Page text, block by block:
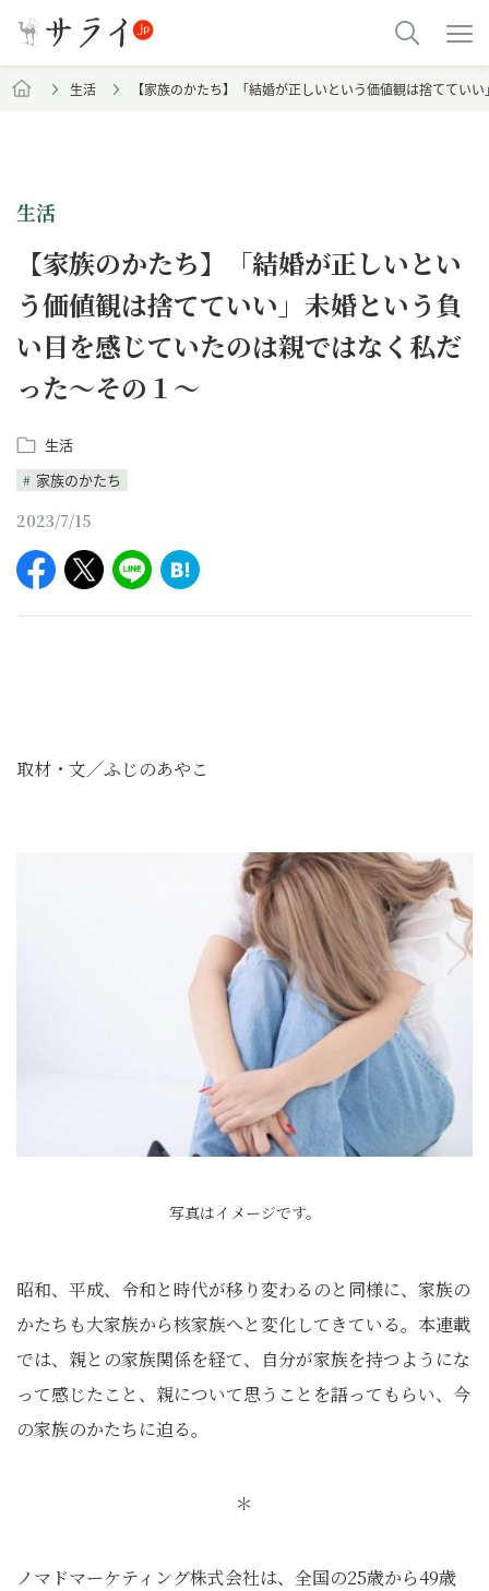
生活 【家族のかたち】「結婚が正しいという価値観は捨ててい
生活
【家族のかたち】「結婚が正しいとい
う価値観は捨てていい」未婚という負
い目を感じていたのは親ではなく私だ
った～その１～
生活
家族のかたち
2023/7/15
取材・文／ふじのあやこ
写真はイメージです。
昭和、平成、令和と時代が移り変わるのと同様に、家族の
かたちも大家族から核家族へと変化してきている。本連載
では、親との家族関係を経て、自分が家族を持つようにな
って感じたこと、親について思うことを語ってもらい、今
の家族のかたちに迫る。
＊
ノマドマーケティング株式会社は、全国の25歳から49歳